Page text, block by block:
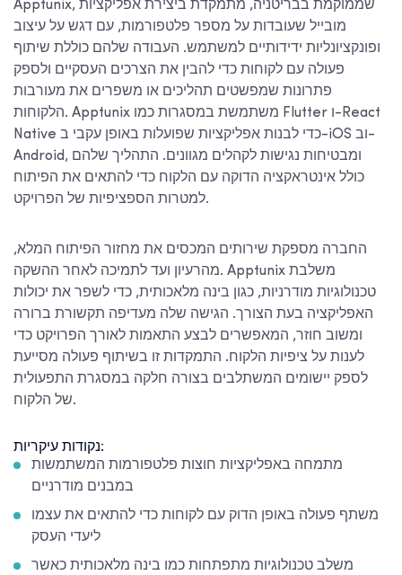
Apptunix, שממוקמת בבריטניה, מתמקדת ביצירת אפליקציות
מובייל שעובדות על מספר פלטפורמות, עם דגש על עיצוב
ופונקציונליות ידידותיים למשתמש. העבודה שלהם כוללת שיתוף
פעולה עם לקוחות כדי להבין את הצרכים העסקיים ולספק
פתרונות שמפשטים תהליכים או משפרים את מעורבות
הלקוחות. Apptunix משתמשת במסגרות כמו Flutter ו-React
Native כדי לבנות אפליקציות שפועלות באופן עקבי ב-iOS וב-
Android, ומבטיחות נגישות לקהלים מגוונים. התהליך שלהם
כולל אינטראקציה הדוקה עם הלקוח כדי להתאים את הפיתוח
למטרות הספציפיות של הפרויקט.
החברה מספקת שירותים המכסים את מחזור הפיתוח המלא,
מהרעיון ועד לתמיכה לאחר ההשקה. Apptunix משלבת
טכנולוגיות מודרניות, כגון בינה מלאכותית, כדי לשפר את יכולות
האפליקציה בעת הצורך. הגישה שלה מעדיפה תקשורת ברורה
ומשוב חוזר, המאפשרים לבצע התאמות לאורך הפרויקט כדי
לענות על ציפיות הלקוח. התמקדות זו בשיתוף פעולה מסייעת
לספק יישומים המשתלבים בצורה חלקה במסגרת התפעולית
של הלקוח.
נקודות עיקריות:
מתמחה באפליקציות חוצות פלטפורמות המשתמשות
במבנים מודרניים
משתף פעולה באופן הדוק עם לקוחות כדי להתאים את עצמו
ליעדי העסק
משלב טכנולוגיות מתפתחות כמו בינה מלאכותית כאשר